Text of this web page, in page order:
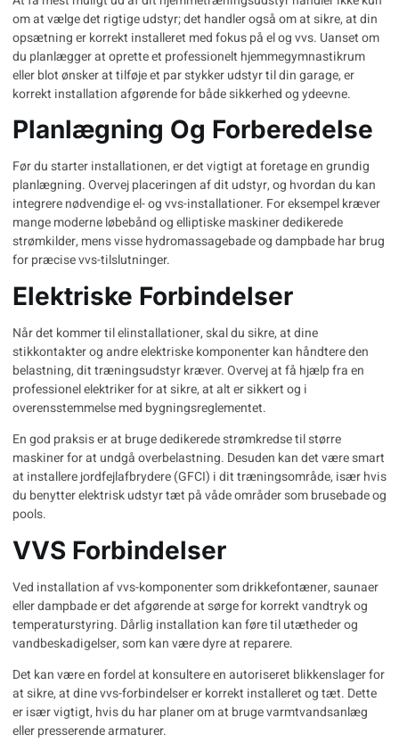
om at vælge det rigtige udstyr; det handler også om at sikre, at din
opsætning er korrekt installeret med fokus på el og vvs. Uanset om
du planlægger at oprette et professionelt hjemmegymnastikrum
eller blot ønsker at tilføje et par stykker udstyr til din garage, er
korrekt installation afgørende for både sikkerhed og ydeevne.
Planlægning Og Forberedelse
Før du starter installationen, er det vigtigt at foretage en grundig
planlægning. Overvej placeringen af dit udstyr, og hvordan du kan
integrere nødvendige el- og vvs-installationer. For eksempel kræver
mange moderne løbebånd og elliptiske maskiner dedikerede
strømkilder, mens visse hydromassagebade og dampbade har brug
for præcise vvs-tilslutninger.
Elektriske Forbindelser
Når det kommer til elinstallationer, skal du sikre, at dine
stikkontakter og andre elektriske komponenter kan håndtere den
belastning, dit træningsudstyr kræver. Overvej at få hjælp fra en
professionel elektriker for at sikre, at alt er sikkert og i
overensstemmelse med bygningsreglementet.
En god praksis er at bruge dedikerede strømkredse til større
maskiner for at undgå overbelastning. Desuden kan det være smart
at installere jordfejlafbrydere (GFCI) i dit træningsområde, især hvis
du benytter elektrisk udstyr tæt på våde områder som brusebade og
pools.
VVS Forbindelser
Ved installation af vvs-komponenter som drikkefontæner, saunaer
eller dampbade er det afgørende at sørge for korrekt vandtryk og
temperaturstyring. Dårlig installation kan føre til utætheder og
vandbeskadigelser, som kan være dyre at reparere.
Det kan være en fordel at konsultere en autoriseret blikkenslager for
at sikre, at dine vvs-forbindelser er korrekt installeret og tæt. Dette
er især vigtigt, hvis du har planer om at bruge varmtvandsanlæg
eller presserende armaturer.